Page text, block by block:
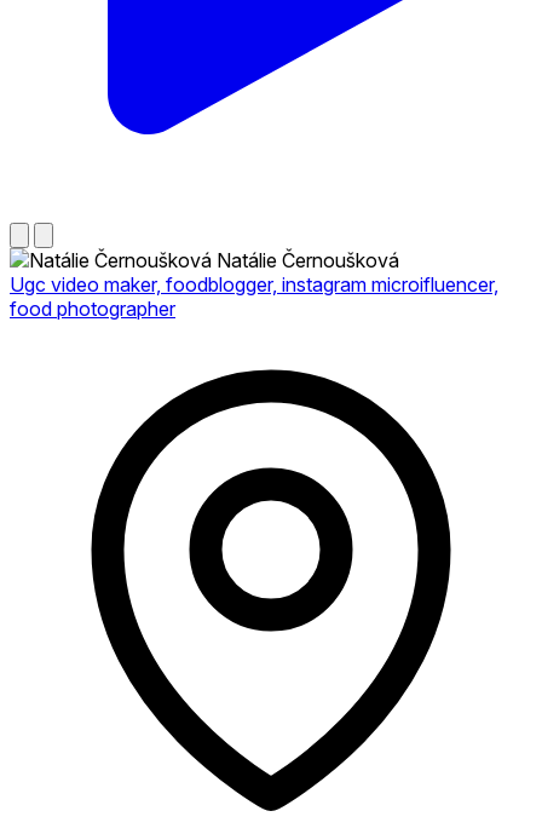
Natálie Černoušková
Ugc video maker, foodblogger, instagram microifluencer,
food photographer